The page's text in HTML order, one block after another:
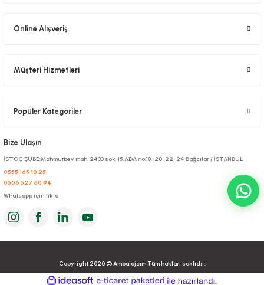
Online Alışveriş
Müşteri Hizmetleri
Popüler Kategoriler
Bize Ulaşın
İSTOÇ ŞUBE:Mahmutbey mah. 2433 sok. 15.ADA no:18-20-22-24 Bağcılar / İSTANBUL
0555 165 10 25
0506 527 60 94
Whatsapp için tıkla
Copyright 2020 © Ambalajcım Tüm hakları saklıdır.
ideasoft e-